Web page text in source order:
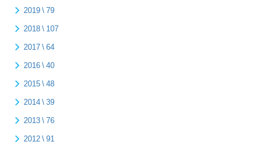
2019 \ 79
2018 \ 107
2017 \ 64
2016 \ 40
2015 \ 48
2014 \ 39
2013 \ 76
2012 \ 91